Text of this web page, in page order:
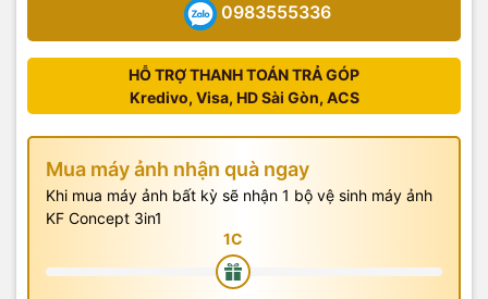
0983555336
HỖ TRỢ THANH TOÁN TRẢ GÓP
Kredivo, Visa, HD Sài Gòn, ACS
Mua máy ảnh nhận quà ngay
Khi mua máy ảnh bất kỳ sẽ nhận 1 bộ vệ sinh máy ảnh
KF Concept 3in1